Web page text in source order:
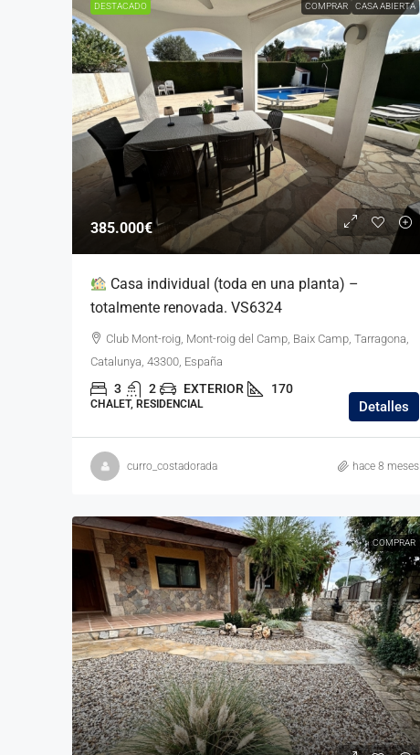
DESTACADO COMPRAR CASA ABIERTA
385.000€
Casa individual (toda en una planta) –
totalmente renovada. VS6324
Club Mont-roig, Mont-roig del Camp, Baix Camp, Tarragona,
Catalunya, 43300, España
3 2 EXTERIOR 170
CHALET, RESIDENCIAL Detalles
curro_costadorada hace 8 meses
COMPRAR